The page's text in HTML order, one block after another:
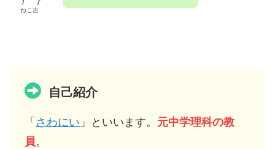
ねこ吉
自己紹介
「 さわにい 」といいます。 元中学理科の教
員。